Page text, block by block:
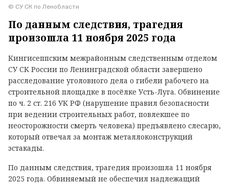
© СУ СК по Ленобласти
По данным следствия, трагедия
произошла 11 ноября 2025 года
Кингисеппским межрайонным следственным отделом
СУ СК России по Ленинградской области завершено
расследование уголовного дела о гибели рабочего на
строительной площадке в посёлке Усть-Луга. Обвинение
по ч. 2 ст. 216 УК РФ (нарушение правил безопасности
при ведении строительных работ, повлекшее по
неосторожности смерть человека) предъявлено слесарю,
который отвечал за монтаж металлоконструкций
эстакады.
По данным следствия, трагедия произошла 11 ноября
2025 года. Обвиняемый не обеспечил надлежащий